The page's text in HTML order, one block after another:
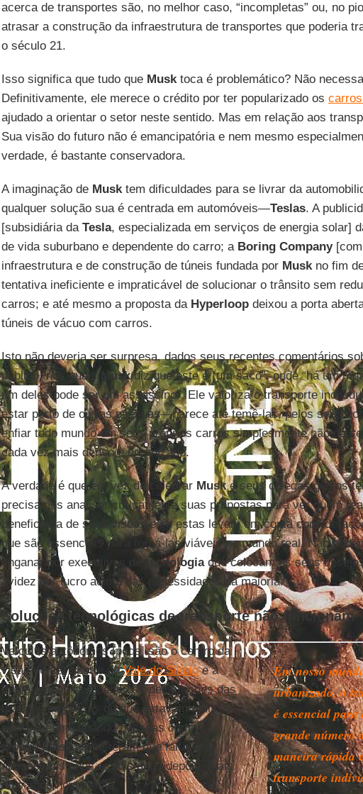
acerca de transportes são, no melhor caso, “incompletas” ou, no
atrasar a construção da infraestrutura de transportes que poderia
o século 21.
Isso significa que tudo que Musktoca é problemático? Não
Definitivamente, ele merece o crédito por ter popularizado os
ajudado a orientar o setor neste sentido. Mas em relação aos
Sua visão do futuro não é emancipatória e nem mesmo
verdade, é bastante conservadora.
A imaginação de Musktem dificuldades para se livrar da
qualquer solução sua é centrada em automóveis—Teslas. A
[subsidiária da Tesla, especializada em serviços de energia solar]
de vida suburbano e dependente do carro; a Boring Company
infraestrutura e de construção de túneis fundada por Muskno fim
tentativa ineficiente e impraticável de solucionar o trânsito sem
carros; e até mesmo a proposta da Hyperloopdeixou a porta
túneis de vácuo com carros.
Isto não deveria ser surpresa, dados seus recentes comentários
público, nos quais
Muskdiz que este é “um saco”, onde “há um
um deles pode ser um assassino”. Ele valoriza o transporte
estar perto de outras pessoas—parece até temê-las, pelos seus
enfiar todo mundo em seus próprios carros simplesmente não dá
cada vez mais denso e urbanizado.
A verdade é que em vez de celebrar Muske seus colegas gênios
precisamos analisar criticamente suas propostas para ver quem
beneficiaria de suas visões e se estas levam em conta
que são essenciais para torná-las viáveis no mundo real. Não
enganar por executivos de tecnologiaque colocam os seus
avidez por lucro acima das necessidades da maioria.
Soluções tecnológicas de transporte não funcionam
Em nosso
urbanizado, o
é essencial
grande número
maneira rápida
transporte
Veículos autônomos [pods] são o centro da
visão de transporte doVale do Silícioe a
mídia, em geral, aceitou as declarações das
grandes empresas de que estavam muito
perto, mesmo quando pessoas como o
próprioMuskprometeram que faltavam
apenas dois anos e, dois anos depois, mais
dois anos novamente.